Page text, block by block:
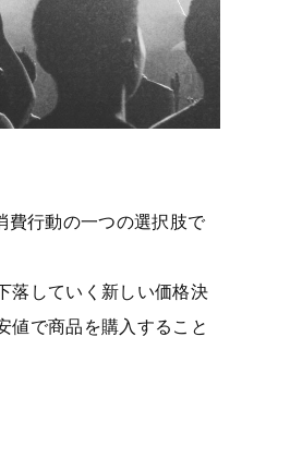
費行動の一つの選択肢で
落していく新しい価格決
値で商品を購入すること